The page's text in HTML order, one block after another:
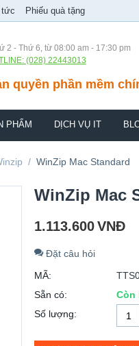
tức Phiếu quà tặng
2 - Thứ 6, từ 08:00 am - 17:30 pm
(028) 22443013
quyền phần mềm
PHẨM DỊCH VỤ IT
/ WinZip Mac Standard
WinZip Mac
1.113.600VNĐ
Đặt câu hỏi
MÃ:
Sẵn có:
Còn
Số lượng: